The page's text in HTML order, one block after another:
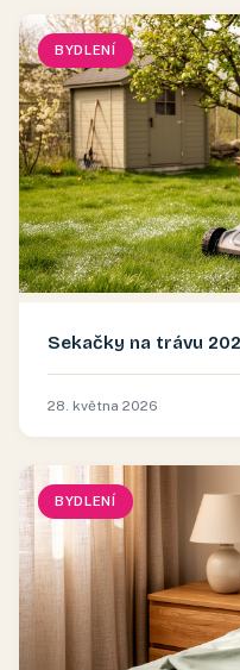
BYDLENÍ
Sekačky na trávu
28. května 2026
BYDLENÍ